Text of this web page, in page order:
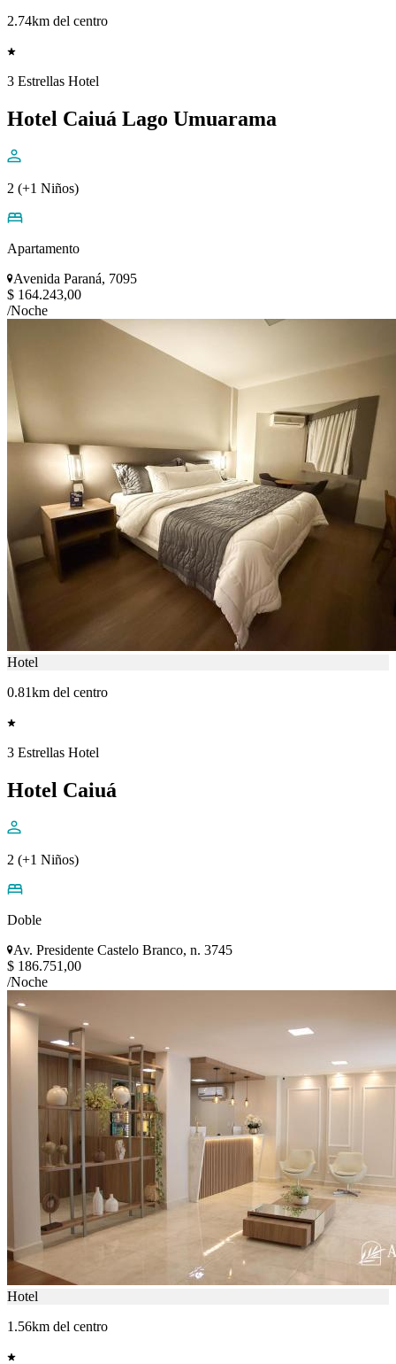
2.74km del centro
3 Estrellas Hotel
Hotel Caiuá Lago Umuarama
2 (+1 Niños)
Apartamento
Avenida Paraná, 7095
$ 164.243,00
/Noche
Hotel
0.81km del centro
3 Estrellas Hotel
Hotel Caiuá
2 (+1 Niños)
Doble
Av. Presidente Castelo Branco, n. 3745
$ 186.751,00
/Noche
Hotel
1.56km del centro